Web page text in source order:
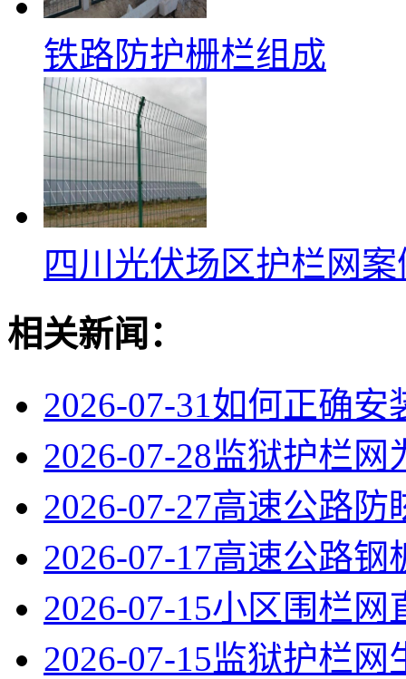
铁路防护栅栏组成
四川光伏场区护栏网
相关新闻：
2026-07-31 如何正确安
2026-07-28监狱护栏网
2026-07-27高速公路防
2026-07-17高速公路钢
2026-07-15小区围栏网
2026-07-15监狱护栏网